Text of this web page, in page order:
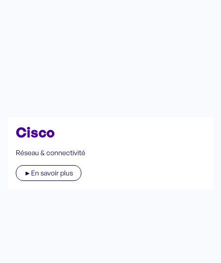
Cisco
Réseau & connectivité
►En savoir plus